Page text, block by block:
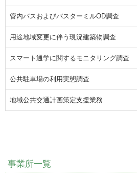
管内バスおよびバスターミルOD調査
用途地域変更に伴う現況建築物調査
スマート通学に関するモニタリング調査
公共駐車場の利用実態調査
地域公共交通計画策定支援業務
事業所一覧